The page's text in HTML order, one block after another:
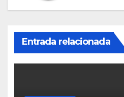
Entrada relacionada